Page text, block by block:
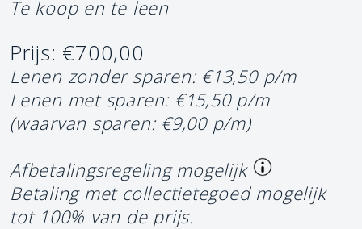
Te koop en te leen
Prijs: €700,00
Lenen zonder sparen: €13,50 p/m
Lenen met sparen: €15,50 p/m
(waarvan sparen: €9,00 p/m)
Afbetalingsregeling mogelijk
Betaling met collectietegoed mogelijk
tot 100% van de prijs.